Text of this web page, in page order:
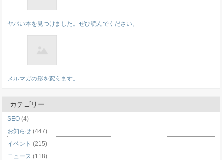
ヤバい本を見つけました。ぜひ読んでください。
メルマガの形を変えます。
カテゴリー
SEO (4)
お知らせ (447)
イベント (215)
ニュース (118)